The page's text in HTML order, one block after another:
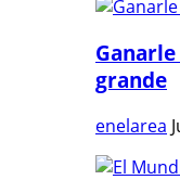
grande
enelarea